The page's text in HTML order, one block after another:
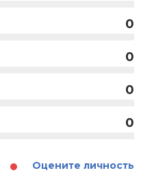
0
0
0
0
Оцените личность